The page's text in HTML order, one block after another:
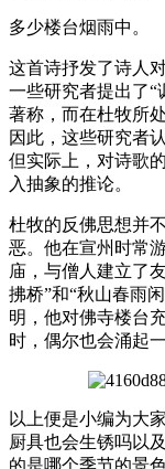
多少楼台烟雨中。
这首诗抒发了诗人
一些研究者提出了“
著称，而在杜牧所
因此，这些研究者
但实际上，对诗歌
入抽象的推论。
杜牧的反佛思想并
恶。他在宣州时常
庙，与僧人建立了
拂桥”和“秋山春雨
明，他对佛寺楼台
时，偶尔也会涌起
以上便是小编为大
厨具也会生锈吗以
的是哪个季节的景